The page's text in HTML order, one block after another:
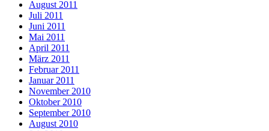
August 2011
Juli 2011
Juni 2011
Mai 2011
April 2011
März 2011
Februar 2011
Januar 2011
November 2010
Oktober 2010
September 2010
August 2010